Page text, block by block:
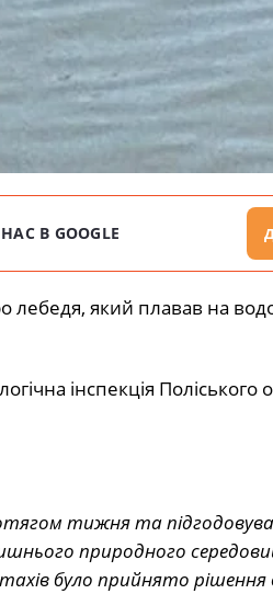
В GOOGLE
який плавав на
інспекція Поліського
тижня та
природного
було прийнято